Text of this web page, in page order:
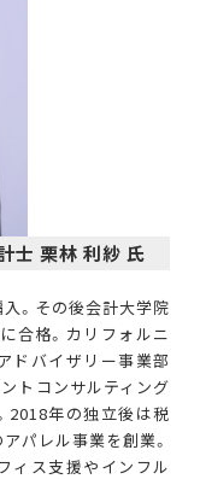
士 栗林 利紗 氏
。その後会計大学院
合格。カリフォルニ
ドバイザリー事業部
トコンサルティング
2018年の独立後は税
パレル事業を創業。
ィス支援やインフル